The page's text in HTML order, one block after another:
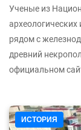
Ученые из
рядом с
древний
официальном
ИСТОРИЯ